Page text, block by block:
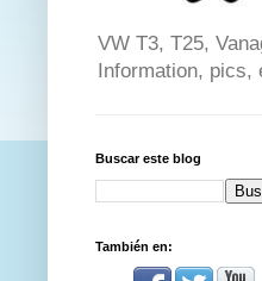
VW T3, T25,
Information,
Buscar este blog
También en: